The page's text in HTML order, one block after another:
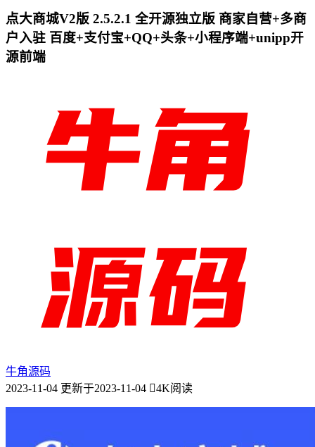
点大商城V2版 2.5.2.1 全开源独立版 商家自营+多商
户入驻 百度+支付宝+QQ+头条+小程序端+unipp开
源前端
牛角源码
2023-11-04 更新于2023-11-04 4K阅读